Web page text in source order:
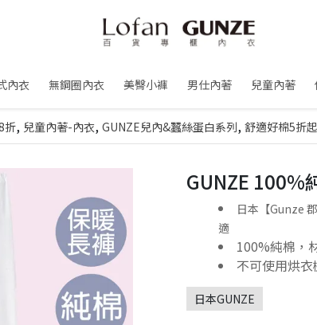
內衣 無鋼圈內衣 美臀小褲 男仕內著 兒童內著
折, 兒童內著-內衣, GUNZE兒內&蠶絲蛋白系列, 舒適好棉5折起
GUNZE 100%
日本【Gunze
適
100%純棉，
不可使用烘衣
日本GUNZE